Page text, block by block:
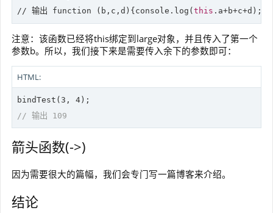
// 输出 function (b,c,d){ console .log( this
注意：该函数已经将this绑定到large对象，并且传入了第一个
参数b。所以，我们接下来是需要传入余下的参数即可：
HTML:
bindTest( 3 , 4
// 输出 109
箭头函数(->)
因为需要很大的篇幅，我们会专门写一篇博客来介绍。
结论